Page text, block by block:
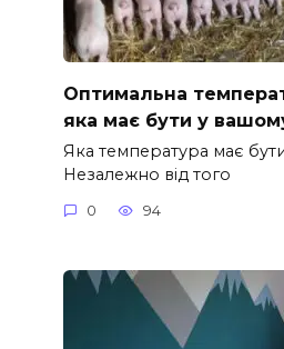
Оптимальна
яка має бути у
Яка температура має
Незалежно від того
0 94